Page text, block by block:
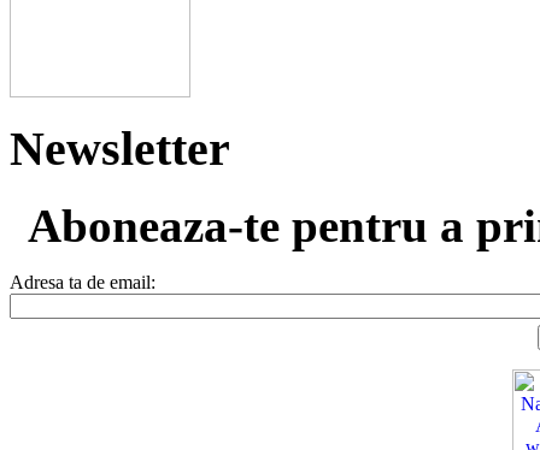
Newsletter
Aboneaza-te pentru a
Adresa ta de email: